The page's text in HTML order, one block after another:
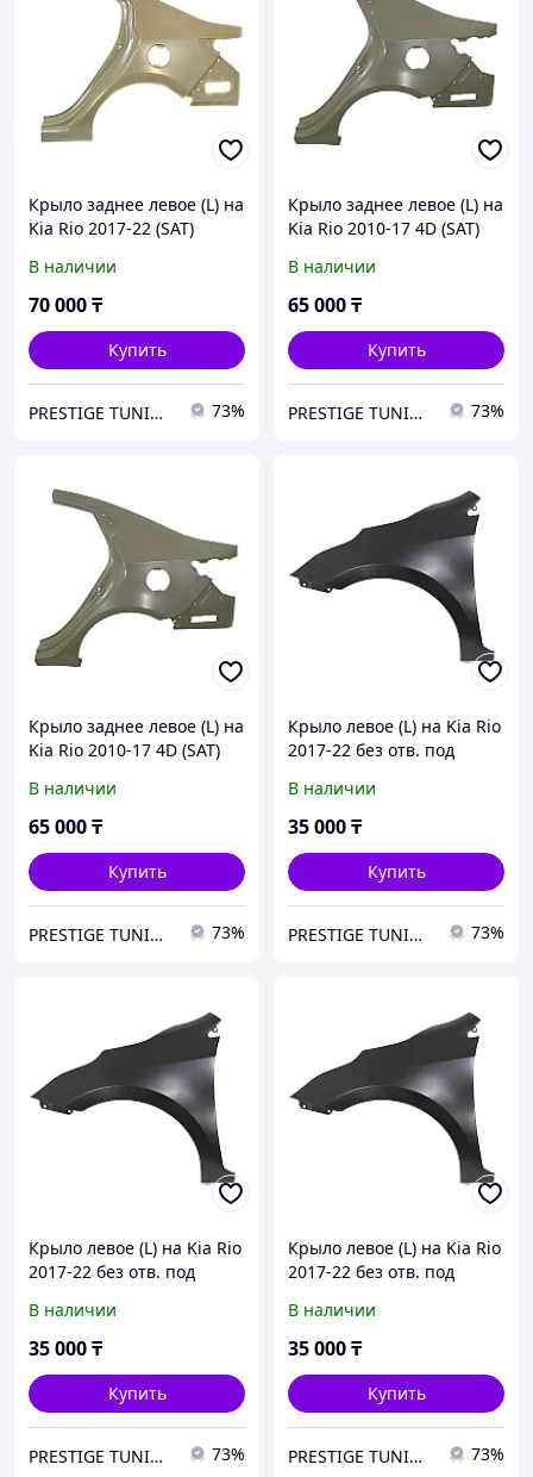
Крыло заднее левое (L) на
Kia Rio 2017-22 (SAT)
В наличии
70 000₸
Купить
PRESTIGE TUNING 73%
Крыло заднее левое (L) на
Kia Rio 2010-17 4D (SAT)
В наличии
65 000₸
Купить
PRESTIGE TUNING 73%
Крыло заднее левое (L) на
Kia Rio 2010-17 4D (SAT)
В наличии
65 000₸
Купить
PRESTIGE TUNING 73%
Крыло левое (L) на Kia Rio
2017-22 без отв. под
В наличии
35 000₸
Купить
PRESTIGE TUNING 73%
Крыло левое (L) на Kia Rio
2017-22 без отв. под
В наличии
35 000₸
Купить
PRESTIGE TUNING 73%
Крыло левое (L) на Kia Rio
2017-22 без отв. под
В наличии
35 000₸
Купить
PRESTIGE TUNING 73%